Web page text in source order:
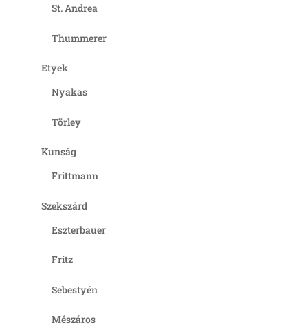
St. Andrea
Thummerer
Etyek
Nyakas
Törley
Kunság
Frittmann
Szekszárd
Eszterbauer
Fritz
Sebestyén
Mészáros